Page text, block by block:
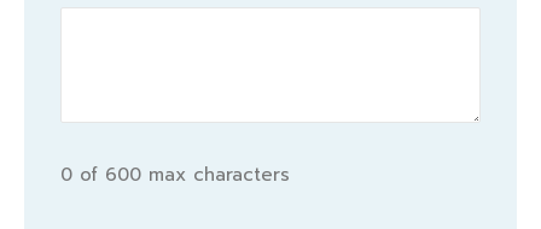
0 of 600 max characters